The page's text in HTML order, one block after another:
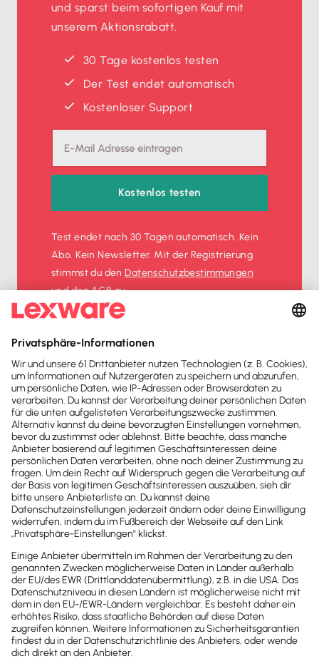
und sparst beim sofortigen Kauf mit
unserem Aktionsrabatt.
30 Tage kostenlos testen
Der Test endet automatisch
Kostenloser Support
Kostenlos testen
Test endet nach 30 Tagen automatisch. Kein
Abo. Kein Newsletter. Mit der Registrierung
stimmst du denDatenschutz­bestimmungen
und denAGBzu.
Newsletter
Brandheiße
News direkt in
dein Postfach
Möchtest du zukünftig
wichtige News zu
Gesetzesänderungen,
hilfreiche Praxis-Tipps und
kostenlose Tools für
Unternehmen erhalten?
Dann abonniere unseren